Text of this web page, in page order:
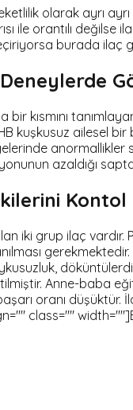
olarak ayrı
ile orantılı
burada ilaç
bir kısmını
kuşkusuz ailesel
anormallikler
azaldığı
iki grup ilaç
Anne-baba
oranı düşüktür.
class=""